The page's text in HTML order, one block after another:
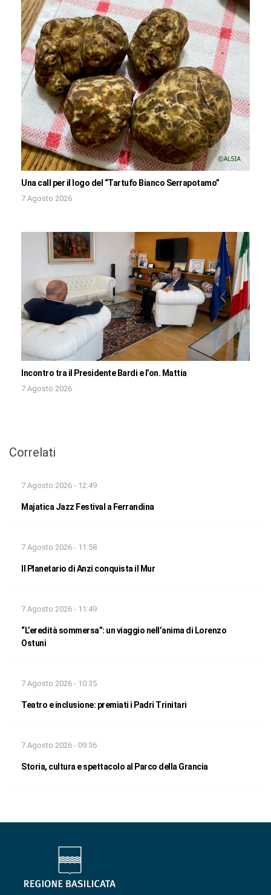
Una call per il logo del “Tartufo Bianco Serrapotamo”
7 Agosto 2026
Incontro tra il Presidente Bardi e l’on. Mattia
7 Agosto 2026
Correlati
7 Agosto 2026 - 12:49
Majatica Jazz Festival a Ferrandina
7 Agosto 2026 - 11:58
Il Planetario di Anzi conquista il Mur
7 Agosto 2026 - 11:49
“L’eredità sommersa”: un viaggio nell’anima di Lorenzo
Ostuni
7 Agosto 2026 - 10:35
Teatro e inclusione: premiati i Padri Trinitari
7 Agosto 2026 - 09:36
Storia, cultura e spettacolo al Parco della Grancia